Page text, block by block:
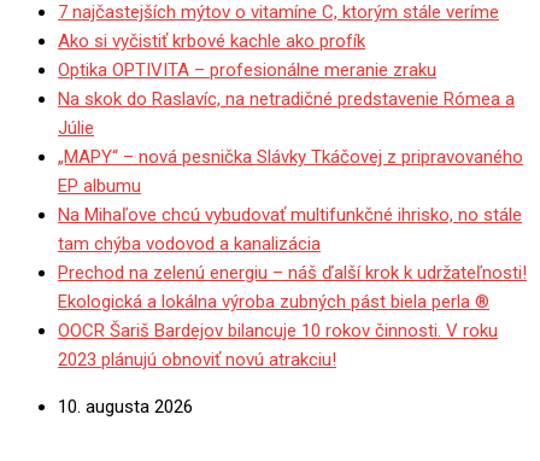
7 najčastejších mýtov o vitamíne C, ktorým stále veríme
Ako si vyčistiť krbové kachle ako profík
Optika OPTIVITA – profesionálne meranie zraku
Na skok do Raslavíc, na netradičné predstavenie Rómea a
Júlie
„MAPY“ – nová pesnička Slávky Tkáčovej z pripravovaného
EP albumu
Na Mihaľove chcú vybudovať multifunkčné ihrisko, no stále
tam chýba vodovod a kanalizácia
Prechod na zelenú energiu – náš ďalší krok k udržateľnosti!
Ekologická a lokálna výroba zubných pást biela perla ®
OOCR Šariš Bardejov bilancuje 10 rokov činnosti. V roku
2023 plánujú obnoviť novú atrakciu!
10. augusta 2026